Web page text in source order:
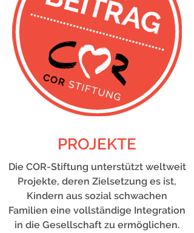
PROJEKTE
Die COR-Stiftung unterstützt weltweit
Projekte, deren Zielsetzung es ist,
Kindern aus sozial schwachen
Familien eine vollständige Integration
in die Gesellschaft zu ermöglichen.